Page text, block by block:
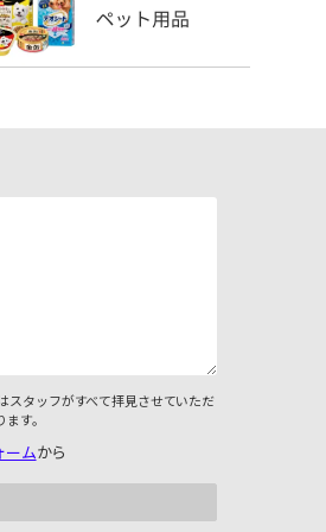
スタッフがすべて拝見させていただ
す。
ームから